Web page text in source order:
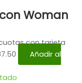
Woman
con tarjeta
Añadir al